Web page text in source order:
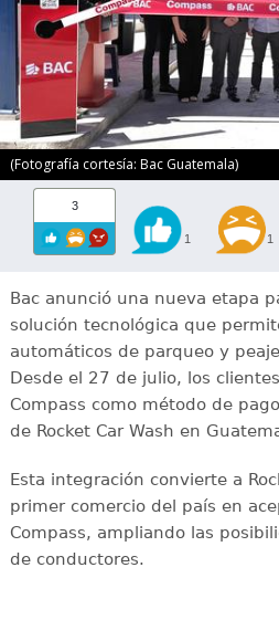
(Fotografía cortesía: Bac Guatemala)
3
1 1
Bac anunció una nueva etapa
solución tecnológica que
automáticos de parqueo y
Desde el 27 de julio, los
Compass como método de
de Rocket Car Wash en
Esta integración convierte a
primer comercio del país en
Compass, ampliando las
de conductores.